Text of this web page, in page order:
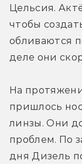
Цельсия.
чтобы
обливаются
деле они
На
пришлось
линзы. Они
проблем. По
дня Дизель